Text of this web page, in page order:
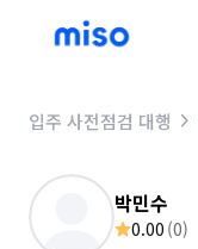
입주 사전점검 대행
박민수
0.00 (0)